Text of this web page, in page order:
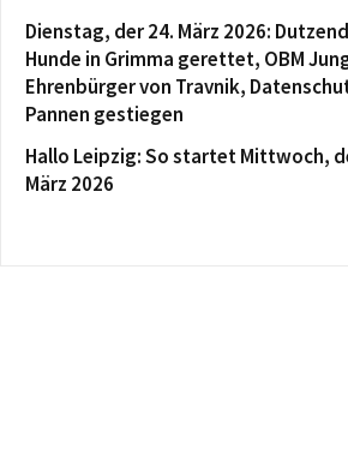
Dienstag, der 24. März 2026:
Hunde in Grimma gerettet, OBM
Ehrenbürger von Travnik,
Pannen gestiegen
Hallo Leipzig: So startet Mittwoch,
März 2026